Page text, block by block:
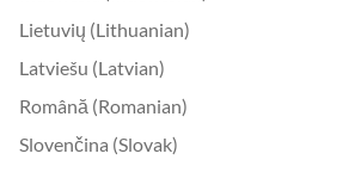
Lietuvių (Lithuanian)
Latviešu (Latvian)
Română (Romanian)
Slovenčina (Slovak)